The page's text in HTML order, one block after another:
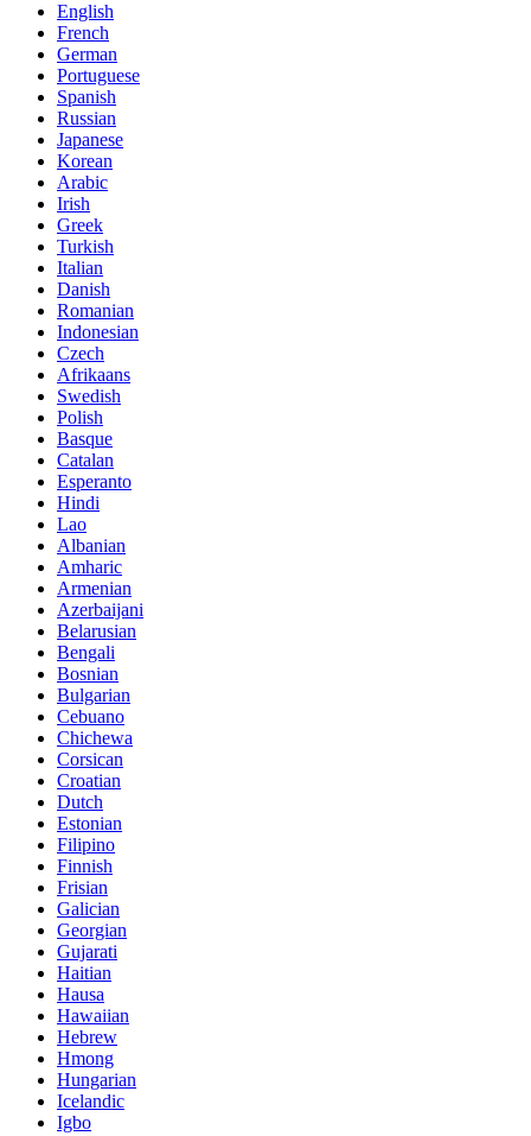
English
French
German
Portuguese
Spanish
Russian
Japanese
Korean
Arabic
Irish
Greek
Turkish
Italian
Danish
Romanian
Indonesian
Czech
Afrikaans
Swedish
Polish
Basque
Catalan
Esperanto
Hindi
Lao
Albanian
Amharic
Armenian
Azerbaijani
Belarusian
Bengali
Bosnian
Bulgarian
Cebuano
Chichewa
Corsican
Croatian
Dutch
Estonian
Filipino
Finnish
Frisian
Galician
Georgian
Gujarati
Haitian
Hausa
Hawaiian
Hebrew
Hmong
Hungarian
Icelandic
Igbo